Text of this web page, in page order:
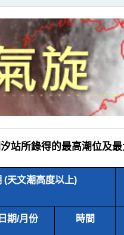
站所錄得的最高潮位及最
(天文潮高度以上)
日期/月份 時間